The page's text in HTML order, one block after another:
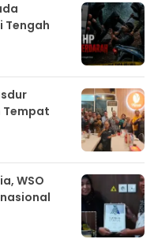
Tengah
Tempat
WSO